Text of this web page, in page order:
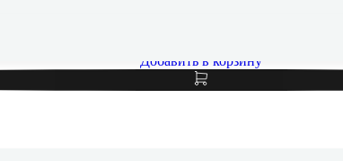
Добавить в корзину